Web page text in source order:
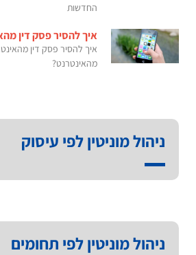
החדשות
איך להסיר פסק דין
איך להסיר פסק דין
מהאינטרנט?
ניהול מוניטין לפי עיסוק
ניהול מוניטין לפי תחומים